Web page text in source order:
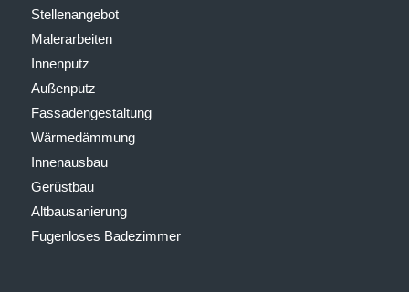
Stellenangebot
Malerarbeiten
Innenputz
Außenputz
Fassadengestaltung
Wärmedämmung
Innenausbau
Gerüstbau
Altbausanierung
Fugenloses Badezimmer